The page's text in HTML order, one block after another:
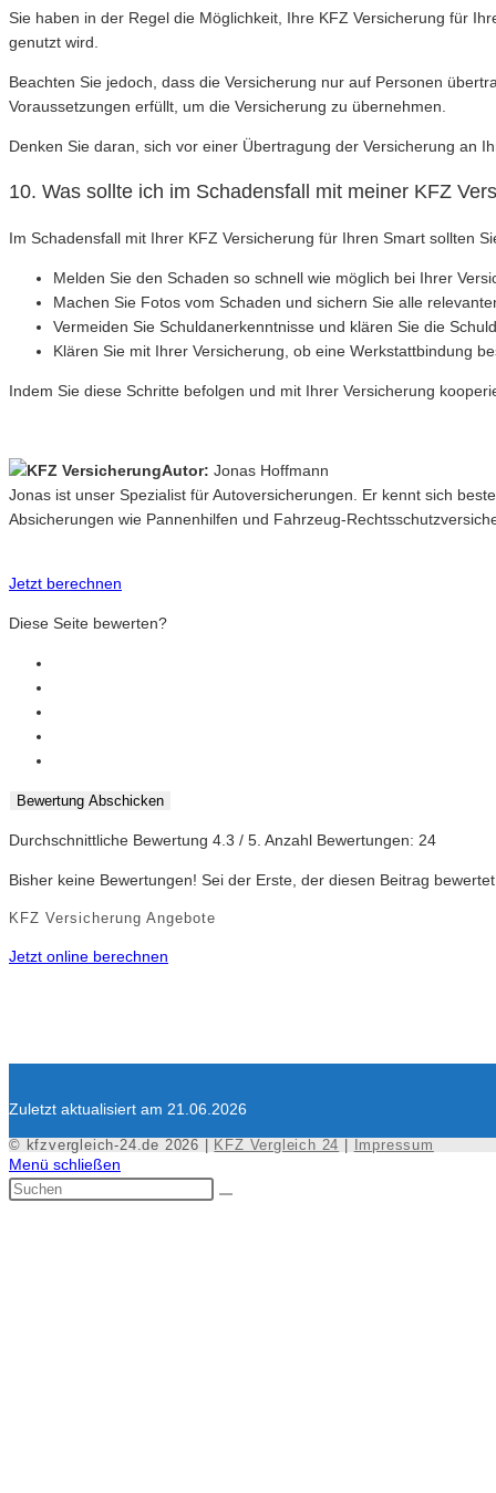
Sie haben in der Regel die Möglichkeit, Ihre KFZ Versicherung für
genutzt wird.
Beachten Sie jedoch, dass die Versicherung nur auf Personen
Voraussetzungen erfüllt, um die Versicherung zu übernehmen.
Denken Sie daran, sich vor einer Übertragung der Versicherung an
10. Was sollte ich im Schadensfall mit meiner KFZ
Im Schadensfall mit Ihrer KFZ Versicherung für Ihren Smart sollten
Melden Sie den Schaden so schnell wie möglich bei Ihrer
Machen Sie Fotos vom Schaden und sichern Sie alle
Vermeiden Sie Schuldanerkenntnisse und klären Sie die
Klären Sie mit Ihrer Versicherung, ob eine Werkstattbindung
Indem Sie diese Schritte befolgen und mit Ihrer Versicherung
Autor: Jonas Hoffmann
Jonas ist unser Spezialist für Autoversicherungen. Er kennt sich
Absicherungen wie Pannenhilfen und Fahrzeug-
Jetzt berechnen
Diese Seite bewerten?
Bewertung Abschicken
Durchschnittliche Bewertung 4.3 / 5. Anzahl Bewertungen: 24
Bisher keine Bewertungen! Sei der Erste, der diesen Beitrag
KFZ Versicherung Angebote
Jetzt online berechnen
Zuletzt aktualisiert am 21.06.2026
© kfzvergleich-24.de 2026 | KFZ Vergleich 24 Impressum
Menü schließen